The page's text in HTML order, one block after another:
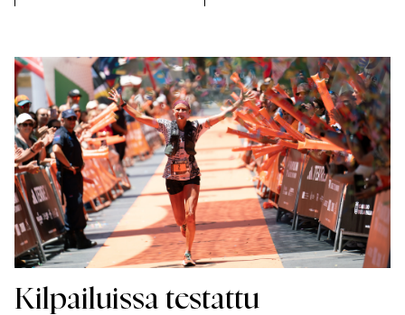
Kilpailuissa testattu